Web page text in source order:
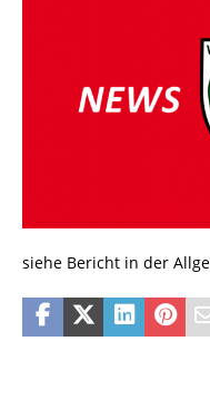
siehe Bericht in der